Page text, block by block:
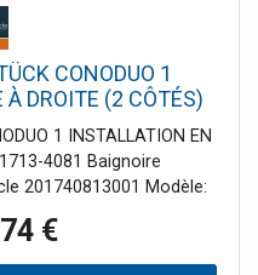
CONODUO 1
DROITE (2 CÔTÉS)
180 x 80
alpin
1 INSTALLATION EN
4081 Baignoire
201740813001 Modèle:
KA 4081 montée en
avec bonde émaillée
€